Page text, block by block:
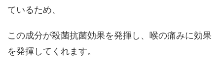
ているため、
この成分が殺菌抗菌効果を発揮し、喉の痛みに効果
を発揮してくれます。